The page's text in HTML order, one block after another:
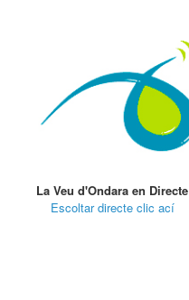
La Veu d'Ondara en Directe
Escoltar directe clic ací